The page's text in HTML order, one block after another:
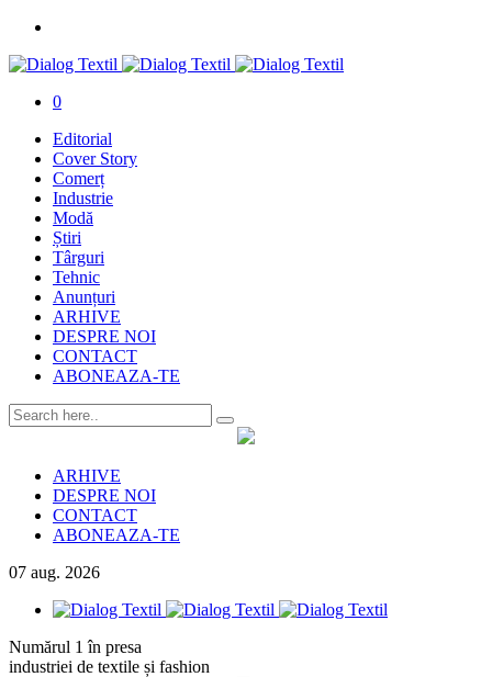
0
Editorial
Cover Story
Comerț
Industrie
Modă
Știri
Târguri
Tehnic
Anunțuri
ARHIVE
DESPRE NOI
CONTACT
ABONEAZA-TE
ARHIVE
DESPRE NOI
CONTACT
ABONEAZA-TE
07 aug. 2026
Numărul 1 în presa
industriei de textile și fashion